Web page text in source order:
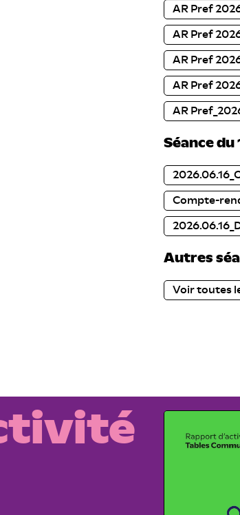
AR Pref
AR Pref
AR Pref
AR Pref
AR
Séance
Compte-
Autres
Voir toutes